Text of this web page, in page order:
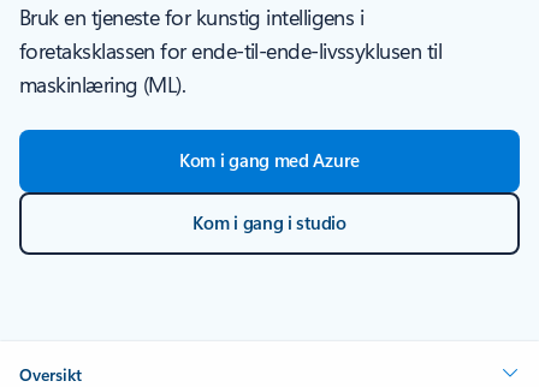
Bruk en tjeneste for kunstig intelligens i
foretaksklassen for ende-til-ende-livssyklusen til
maskinlæring (ML).
Kom i gang med Azure
Kom i gang i studio
Oversikt